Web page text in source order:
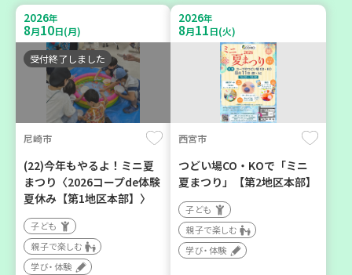
BOSAI(ぼうさい)教室～か
ぞくで楽しくまなぼうさい
～
学び・体験
平和・防災
ティールームすみれ会」
（毎月第2金曜日）
カフェ・つどい場
2026年
9 10
神戸市東灘区
2026年
4
2026年
8月10日(月)
受付終了しました
尼崎市
(22)今年もやるよ！ミニ夏
まつり〈2026コープde体験
夏休み【第1地区本部】〉
子ども
親子で楽しむ
学び・体験
2026年
8月11日(火)
西宮市
つどい場CO・KOで「ミニ
夏まつり」【第2地区本部】
子ども
親子で楽しむ
学び・体験